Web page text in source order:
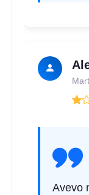
Avevo